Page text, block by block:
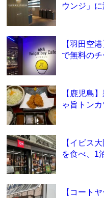
ウンジ」
【羽田空
で無料のチ
【鹿児島
ゃ旨トン
【イビス
を食べ、1
【コート